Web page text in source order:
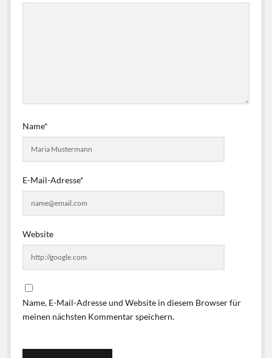
Name*
E-Mail-Adresse*
Website
Name, E-Mail-Adresse und Website in diesem Browser für
meinen nächsten Kommentar speichern.